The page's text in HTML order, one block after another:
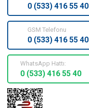
0 (533) 416 55 40
GSM Telefonu
0 (533) 416 55 40
WhatsApp Hattı:
0 (533) 416 55 40